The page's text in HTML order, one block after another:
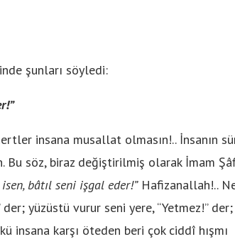
şunları söyledi:
insana musallat olmasın!.. İnsanın
Bu söz, biraz değiştirilmiş olarak İmam
bâtıl seni işgal eder!”Hafizanallah!..
yüzüstü vurur seni yere, “Yetmez!”
insana karşı öteden beri çok ciddî hışmı